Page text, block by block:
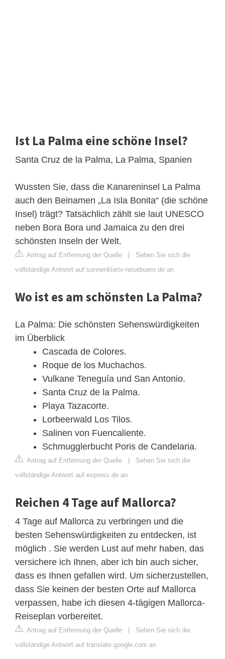
Ist La Palma eine schöne Insel?
Santa Cruz de la Palma, La Palma, Spanien
Wussten Sie, dass die Kanareninsel La Palma
auch den Beinamen „La Isla Bonita“ (die schöne
Insel) trägt? Tatsächlich zählt sie laut UNESCO
neben Bora Bora und Jamaica zu den drei
schönsten Inseln der Welt.
Antrag auf Entfernung der Quelle | Sehen Sie sich die
vollständige Antwort auf sonnenklartv-reisebuero.de an
Wo ist es am schönsten La Palma?
La Palma: Die schönsten Sehenswürdigkeiten
im Überblick
Cascada de Colores.
Roque de los Muchachos.
Vulkane Teneguía und San Antonio.
Santa Cruz de la Palma.
Playa Tazacorte.
Lorbeerwald Los Tilos.
Salinen von Fuencaliente.
Schmugglerbucht Poris de Candelaria.
Antrag auf Entfernung der Quelle | Sehen Sie sich die
vollständige Antwort auf express.de an
Reichen 4 Tage auf Mallorca?
4 Tage auf Mallorca zu verbringen und die
besten Sehenswürdigkeiten zu entdecken, ist
möglich . Sie werden Lust auf mehr haben, das
versichere ich Ihnen, aber ich bin auch sicher,
dass es Ihnen gefallen wird. Um sicherzustellen,
dass Sie keinen der besten Orte auf Mallorca
verpassen, habe ich diesen 4-tägigen Mallorca-
Reiseplan vorbereitet.
Antrag auf Entfernung der Quelle | Sehen Sie sich die
vollständige Antwort auf translate.google.com an